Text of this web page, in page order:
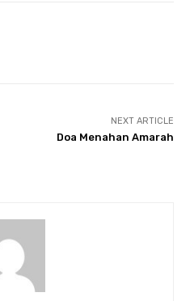
NEXT ARTICLE
Doa Menahan Amarah